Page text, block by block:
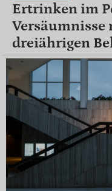
Ertrinken im
Versäumnisse
dreiährigen